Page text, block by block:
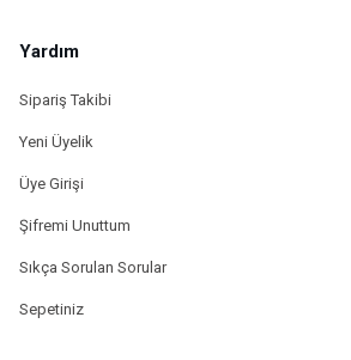
Yardım
Sipariş Takibi
Yeni Üyelik
Üye Girişi
Şifremi Unuttum
Sıkça Sorulan Sorular
Sepetiniz